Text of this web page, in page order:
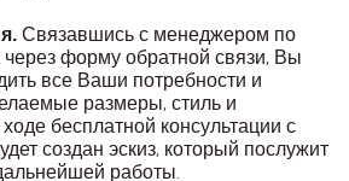
Связавшись с менеджером по
форму обратной связи, Вы
все Ваши потребности и
размеры, стиль и
бесплатной консультации с
создан эскиз, который послужит
работы.